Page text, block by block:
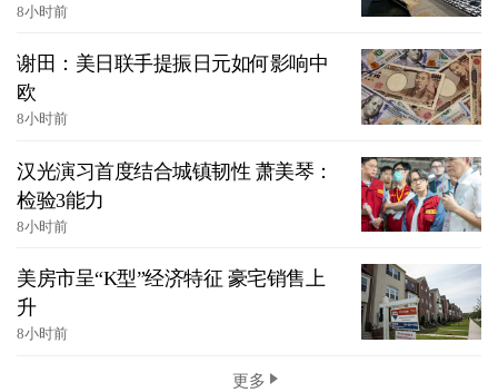
8小时前
谢田：美日联手提振日元如何影响中
欧
8小时前
汉光演习首度结合城镇韧性 萧美琴：
检验3能力
8小时前
美房市呈“K型”经济特征 豪宅销售上
升
8小时前
更多